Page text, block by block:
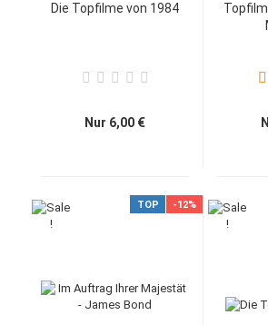
Die Topfilme von 1984
Nur 6,00 €
TOP -12%